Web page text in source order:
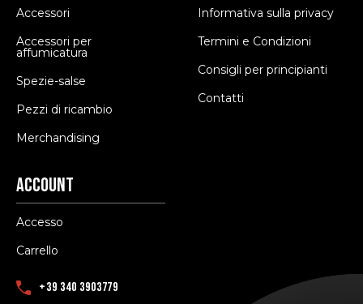
Accessori
Accessori per
affumicatura
Spezie-salse
Pezzi di ricambio
Merchandising
Informativa sulla privacy
Termini e Condizioni
Consigli per principianti
Contatti
Account
Accesso
Carrello
+39 340 3903779